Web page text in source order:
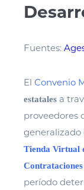
Fuentes:
El Convenio
estatales a
proveedores
generalizado
Tienda Virtual
período